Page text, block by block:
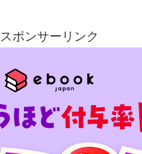
スポンサーリンク